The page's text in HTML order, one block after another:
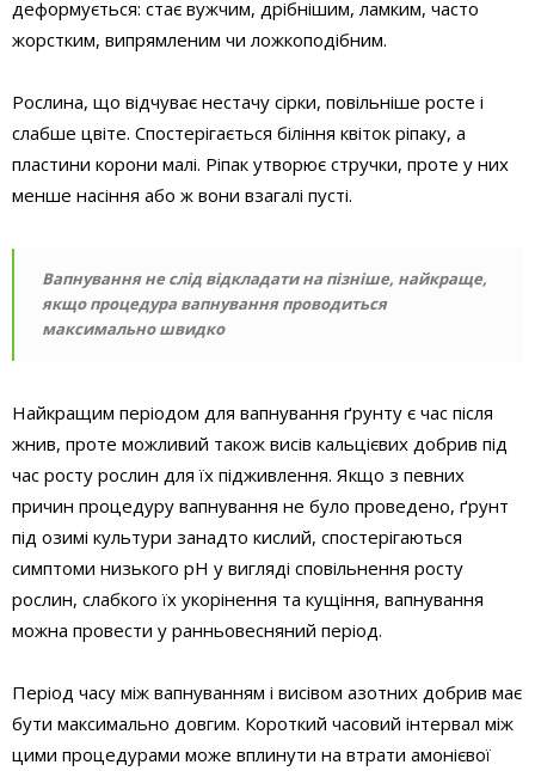
деформується: стає вужчим, дрібнішим, ламким, часто
жорстким, випрямленим чи ложкоподібним.
Рослина, що відчуває нестачу сірки, повільніше росте і
слабше цвіте. Спостерігається біління квіток ріпаку, а
пластини корони малі. Ріпак утворює стручки, проте у них
менше насіння або ж вони взагалі пусті.
Вапнування не слід відкладати на пізніше, найкраще,
якщо процедура вапнування проводиться
максимально швидко
Найкращим періодом для вапнування ґрунту є час після
жнив, проте можливий також висів кальцієвих добрив під
час росту рослин для їх підживлення. Якщо з певних
причин процедуру вапнування не було проведено, ґрунт
під озимі культури занадто кислий, спостерігаються
симптоми низького pH у вигляді сповільнення росту
рослин, слабкого їх укорінення та кущіння, вапнування
можна провести у ранньовесняний період.
Період часу між вапнуванням і висівом азотних добрив має
бути максимально довгим. Короткий часовий інтервал між
цими процедурами може вплинути на втрати амонієвої